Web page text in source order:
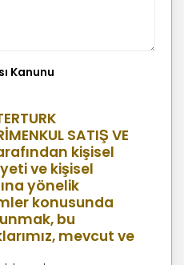
Kanunu
SATIŞ VE
kişisel
ve kişisel
yönelik
konusunda
bu
mevcut ve